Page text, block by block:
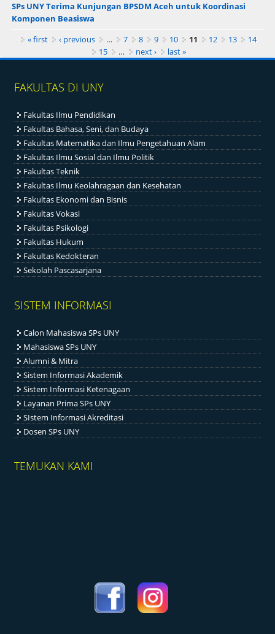
SPs UNY Terima Kunjungan BPSDM Aceh untuk Koordinasi
Komponen Beasiswa
Pages« first ‹ previous … 7 8 9 10 11 12 13
14
15
… next › last »
FAKULTAS DI UNY
Fakultas Ilmu Pendidikan
Fakultas Bahasa, Seni, dan Budaya
Fakultas Matematika dan Ilmu Pengetahuan Alam
Fakultas Ilmu Sosial dan Ilmu Politik
Fakultas Teknik
Fakultas Ilmu Keolahragaan dan Kesehatan
Fakultas Ekonomi dan Bisnis
Fakultas Vokasi
Fakultas Psikologi
Fakultas Hukum
Fakultas Kedokteran
Sekolah Pascasarjana
SISTEM INFORMASI
Calon Mahasiswa SPs UNY
Mahasiswa SPs UNY
Alumni & Mitra
Sistem Informasi Akademik
Sistem Informasi Ketenagaan
Layanan Prima SPs UNY
SIstem Informasi Akreditasi
Dosen SPs UNY
TEMUKAN KAMI